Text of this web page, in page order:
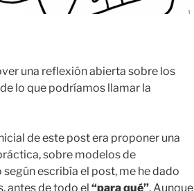
una reflexión abierta sobre los
lo que podríamos llamar la
de este post era proponer una
sobre modelos de
escribía el post, me he dado
antes de todo el “para qué”. Aunque